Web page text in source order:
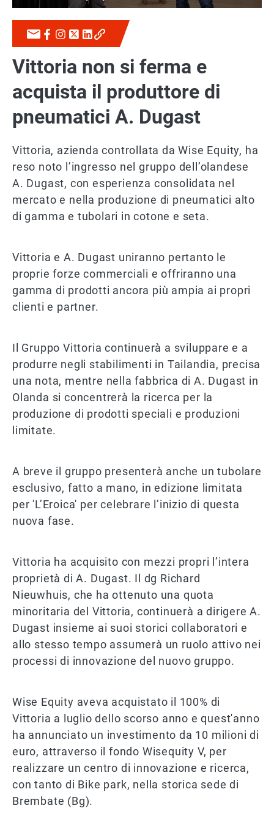
Vittoria non si ferma e
acquista il produttore di
pneumatici A. Dugast
Vittoria, azienda controllata da Wise Equity, ha
reso noto l’ingresso nel gruppo dell’olandese
A. Dugast, con esperienza consolidata nel
mercato e nella produzione di pneumatici alto
di gamma e tubolari in cotone e seta.
Vittoria e A. Dugast uniranno pertanto le
proprie forze commerciali e offriranno una
gamma di prodotti ancora più ampia ai propri
clienti e partner.
Il Gruppo Vittoria continuerà a sviluppare e a
produrre negli stabilimenti in Tailandia, precisa
una nota, mentre nella fabbrica di A. Dugast in
Olanda si concentrerà la ricerca per la
produzione di prodotti speciali e produzioni
limitate.
A breve il gruppo presenterà anche un tubolare
esclusivo, fatto a mano, in edizione limitata
per 'L’Eroica' per celebrare l’inizio di questa
nuova fase.
Vittoria ha acquisito con mezzi propri l’intera
proprietà di A. Dugast. Il dg Richard
Nieuwhuis, che ha ottenuto una quota
minoritaria del Vittoria, continuerà a dirigere A.
Dugast insieme ai suoi storici collaboratori e
allo stesso tempo assumerà un ruolo attivo nei
processi di innovazione del nuovo gruppo.
Wise Equity aveva acquistato il 100% di
Vittoria a luglio dello scorso anno e quest'anno
ha annunciato un investimento da 10 milioni di
euro, attraverso il fondo Wisequity V, per
realizzare un centro di innovazione e ricerca,
con tanto di Bike park, nella storica sede di
Brembate (Bg).